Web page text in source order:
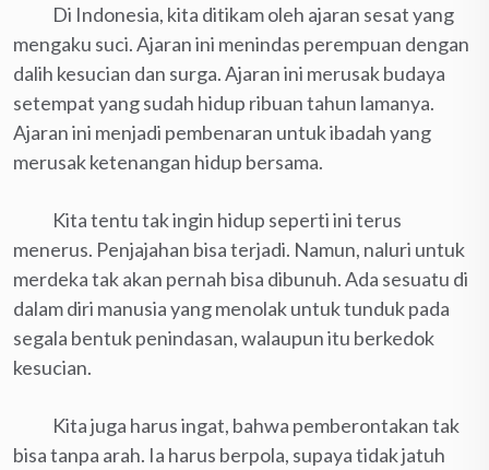
Di Indonesia, kita ditikam oleh ajaran sesat yang
mengaku suci. Ajaran ini menindas perempuan dengan
dalih kesucian dan surga. Ajaran ini merusak budaya
setempat yang sudah hidup ribuan tahun lamanya.
Ajaran ini menjadi pembenaran untuk ibadah yang
merusak ketenangan hidup bersama.
Kita tentu tak ingin hidup seperti ini terus
menerus. Penjajahan bisa terjadi. Namun, naluri untuk
merdeka tak akan pernah bisa dibunuh. Ada sesuatu di
dalam diri manusia yang menolak untuk tunduk pada
segala bentuk penindasan, walaupun itu berkedok
kesucian.
Kita juga harus ingat, bahwa pemberontakan tak
bisa tanpa arah. Ia harus berpola, supaya tidak jatuh